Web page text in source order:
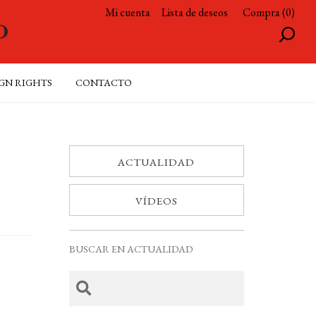
Mi cuenta Lista de deseos Compra (0)
RIGHTS CONTACTO
ACTUALIDAD
VÍDEOS
BUSCAR EN ACTUALIDAD